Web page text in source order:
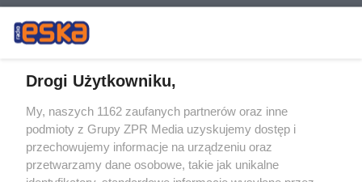
Żaden utwór zamieszczony w serwisie nie może być powielany i
rozpowszechniany lub dalej rozpowszechniany w jakikolwiek sposób (w
tym także elektroniczny lub mechaniczny) na jakimkolwiek polu
eksploatacji w jakiejkolwiek formie, włącznie z umieszczaniem w
Internecie bez pisemnej zgody właściciela praw. Jakiekolwiek użycie lub
Drogi Użytkowniku,
My, naszych 1162 zaufanych partnerów oraz inne
podmioty z Grupy ZPR Media uzyskujemy dostęp i
przechowujemy informacje na urządzeniu oraz
przetwarzamy dane osobowe, takie jak unikalne